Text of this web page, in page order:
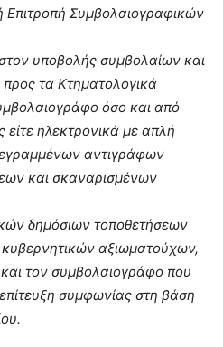
Επιτροπή Συμβολαιογραφικών
υποβολής συμβολαίων και
τα Κτηματολογικά
όσο και από
είτε ηλεκτρονικά με απλή
αντιγράφων
και σκαναρισμένων
δημόσιων τοποθετήσεων
αξιωματούχων,
τον συμβολαιογράφο που
συμφωνίας στη βάση